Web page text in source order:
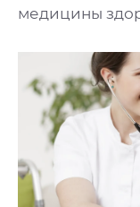
медицины